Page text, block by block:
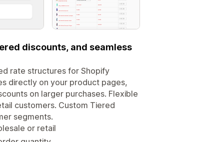
discounts, and seamless
rate structures for Shopify
directly on your product pages,
on larger purchases. Flexible
customers. Custom Tiered
segments.
or retail